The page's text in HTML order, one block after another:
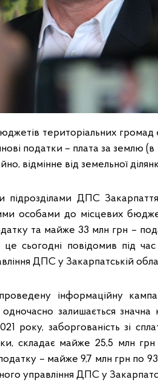
територіальних громад
податки – плата за землю (в
відмінне від земельної
ДПС Закарпаття
особами до місцевих
та майже 33 млн грн –
це сьогодні повідомив під
ДПС у Закарпатській
інформаційну
залишається значна
року, заборгованість зі
складає майже 25,5 млн
– майже 9,7 млн грн по
управління ДПС у